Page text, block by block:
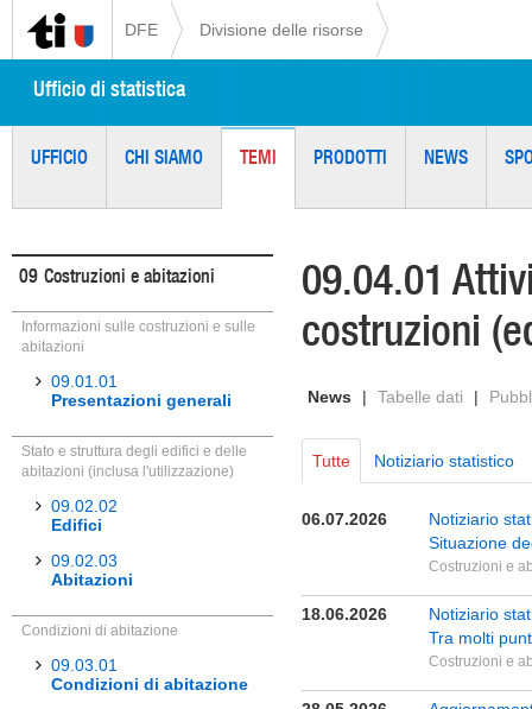
DFE Divisione delle risorse
Ufficio di statistica
UFFICIO CHI SIAMO TEMI PRODOTTI NEWS
09 Costruzioni e abitazioni
Informazioni sulle costruzioni e sulle
abitazioni
09.01.01
Presentazioni generali
Stato e struttura degli edifici e delle
abitazioni (inclusa l'utilizzazione)
09.02.02
Edifici
09.02.03
Abitazioni
Condizioni di abitazione
09.03.01
Condizioni di abitazione
09.04.01
costruzioni
News | Tabelle dati |
Tutte Notiziario statistico
06.07.2026
Notiziario
Situazione
Costruzioni e
18.06.2026
Notiziario
Tra molti
Costruzioni e